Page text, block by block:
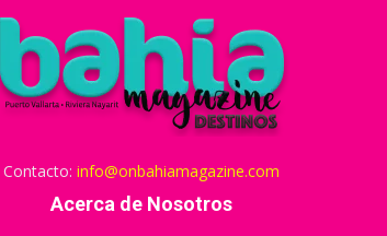
Contacto: info@onbahiamagazine.com
Acerca de Nosotros